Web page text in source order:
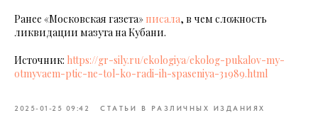
Ранее «Московская газета» писала, в чем сложность
ликвидации мазута на Кубани.
Источник: https://gr-sily.ru/ekologiya/ekolog-pukalov-my-
otmyvaem-ptic-ne-tol-ko-radi-ih-spaseniya-31989.html
2025-01-25 09:42 СТАТЬИ В РАЗЛИЧНЫХ ИЗДАНИЯХ